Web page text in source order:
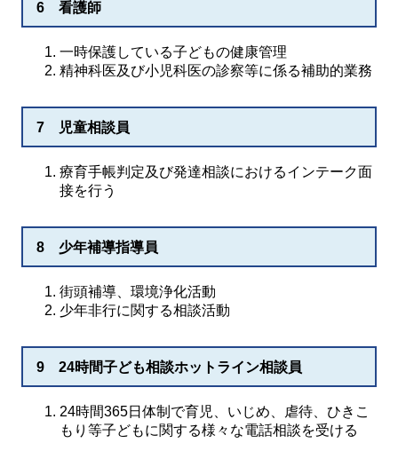
6 看護師
一時保護している子どもの健康管理
精神科医及び小児科医の診察等に係る補助的業務
7 児童相談員
療育手帳判定及び発達相談におけるインテーク面
接を行う
8 少年補導指導員
街頭補導、環境浄化活動
少年非行に関する相談活動
9 24時間子ども相談ホットライン相談員
24時間365日体制で育児、いじめ、虐待、ひきこ
もり等子どもに関する様々な電話相談を受ける